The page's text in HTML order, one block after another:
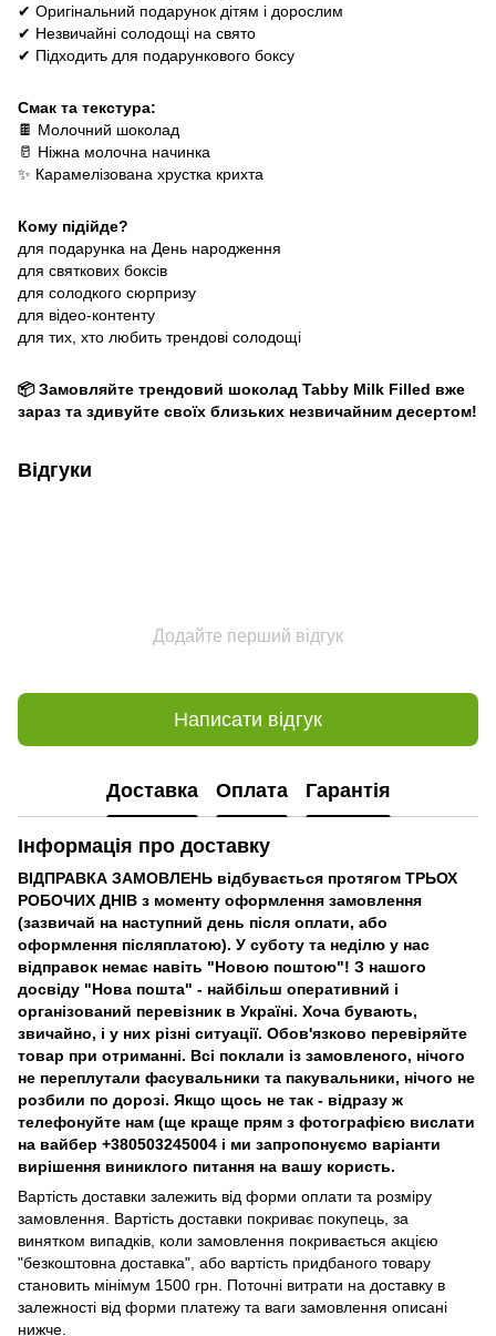
✔ Оригінальний подарунок дітям і дорослим
✔ Незвичайні солодощі на свято
✔ Підходить для подарункового боксу
Смак та текстура:
🍫 Молочний шоколад
🥛 Ніжна молочна начинка
✨ Карамелізована хрустка крихта
Кому підійде?
для подарунка на День народження
для святкових боксів
для солодкого сюрпризу
для відео-контенту
для тих, хто любить трендові солодощі
📦 Замовляйте трендовий шоколад Tabby Milk Filled вже
зараз та здивуйте своїх близьких незвичайним десертом!
Відгуки
Додайте перший відгук
Написати відгук
Доставка Оплата Гарантія
Інформація про доставку
ВІДПРАВКА ЗАМОВЛЕНЬ відбувається протягом ТРЬОХ
РОБОЧИХ ДНІВ з моменту оформлення замовлення
(зазвичай на наступний день після оплати, або
оформлення післяплатою). У суботу та неділю у нас
відправок немає навіть "Новою поштою"! З нашого
досвіду "Нова пошта" - найбільш оперативний і
організований перевізник в Україні. Хоча бувають,
звичайно, і у них різні ситуації. Обов'язково перевіряйте
товар при отриманні. Всі поклали із замовленого, нічого
не переплутали фасувальники та пакувальники, нічого не
розбили по дорозі. Якщо щось не так - відразу ж
телефонуйте нам (ще краще прям з фотографією вислати
на вайбер +380503245004 і ми запропонуємо варіанти
вирішення виниклого питання на вашу користь.
Вартість доставки залежить від форми оплати та розміру
замовлення. Вартість доставки покриває покупець, за
винятком випадків, коли замовлення покривається акцією
"безкоштовна доставка", або вартість придбаного товару
становить мінімум 1500 грн. Поточні витрати на доставку в
залежності від форми платежу та ваги замовлення описані
нижче.